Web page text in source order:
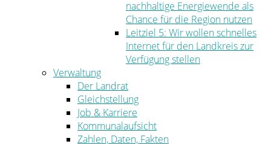
nachhaltige Energiewende als
Chance für die Region nutzen
Leitziel 5: Wir wollen schnelles
Internet für den Landkreis zur
Verfügung stellen
Verwaltung
Der Landrat
Gleichstellung
Job & Karriere
Kommunalaufsicht
Zahlen, Daten, Fakten